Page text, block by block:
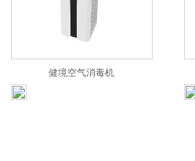
健境空气消毒机